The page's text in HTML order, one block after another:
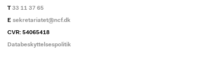
T33 11 37 65
E sekretariatet@ncf.dk
CVR: 54065418
Databeskyttelsespolitik